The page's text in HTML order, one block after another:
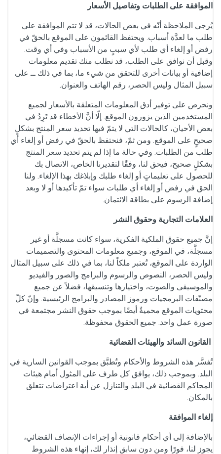
الموافقة على الطلبات وتفاصيل الأسعار
يُرجى الملاحظة أنّه في بعض الحالات، قد لا تتم الموافقة على
طلب ما لعدَّة أسباب. ويحتفظ القائمون على الموقع بالحقّ في
رفض أو إلغاء أي طلب لأي سببٍ من الأسباب وفي أي وقت.
وقبل أن نوافق على الطلب، قد نطلب منك تقديم معلومات
إضافية أو بيانات أخرى للتحقق من شيء ما، بما في ذلك ــ على
سبيل المثال وليس الحصر، رقم الهاتف والعنوان.
ونحرص على توفير أدق المعلومات المتعلقة بالأسعار لجميع
المستخدمين الذين يزورون الموقع. إلّا أنَّ الأخطاء قد تَرِدُ في
بعض الأحيان، كالحالات التي لا يتمّ فيها تحديد سعر المنتج بشكلٍ
صحيحٍ على الموقع. ومن ثمّ، فنحتفظ بالحقّ في رفض أو إلغاء أي
طلب من الطلبات. وفي حالة ما إذا لم يتم تحديد سعر المنتج
بشكلٍ صحيح، فيحق لنا، وفقًا لتقديرنا الخاص، الاتصال بك
للحصول على تعليماتٍ أو إلغاء طلبك وإبلاغك بهذا الإلغاء. ولنا
الحق في رفض أو إلغاء أي طلبات سواء تمّ تأكيدها أو لا وبعد
إضافة الرسوم على بطاقة الائتمان.
العلامات التجارية وحقوق النشر
إنَّ جميع حقوق الملكية الفكرية، سواء كانت مسجلَّة أو غير
مسجلَّة، في الموقع، وجميع معلومات المحتوى والتصميمات
الواردة على الموقع، تُعتبر ملكاً لنا، بما في ذلك على سبيل المثال
وليس الحصر، النصوص والرسوم والبرامج والصور والفيديو
والموسيقى والصوت، واختيارها وتنسيقها، فضلاً عن جميع
مصنّفات البرمجيات ورموز المصادر والبرامج الرئيسية. وإنّ كلّ
محتويات الموقع محميةٌ أيضًا بموجب حقوق النشر مجتمعة في
صورة عمل واحد. جميع الحقوق محفوظة.
القانون السائد والهيئات القضائية
تُفسَّر هذه الشروط والأحكام وتُطبَّق بموجب القوانين السارية في
البلد. وبموجب ذلك، يوافق كل طرف على المثول أمام هيئات
المحاكم القضائية في البلد والتنازل عن أية اعتراضات تتعلق
بالمكان.
إلغاء الموافقة
بالإضافة إلى أي أحكام قانونية أو إجراءات الإنصاف القضائي،
يجوز لنا، فورًا ومن دون سابق إنذار لك، إنهاء هذه الشروط